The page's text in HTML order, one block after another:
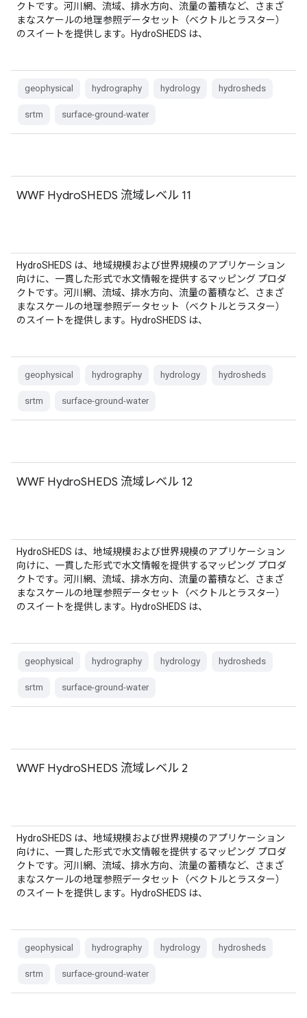
クトです。河川網、流域、排水方向、流量の蓄積など、さまざ
まなスケールの地理参照データセット（ベクトルとラスター）
のスイートを提供します。HydroSHEDS は、
geophysical hydrography hydrology hydrosheds
srtm surface-ground-water
WWF HydroSHEDS 流域レベル 11
HydroSHEDS は、地域規模および世界規模のアプリケーション
向けに、一貫した形式で水文情報を提供するマッピング プロダ
クトです。河川網、流域、排水方向、流量の蓄積など、さまざ
まなスケールの地理参照データセット（ベクトルとラスター）
のスイートを提供します。HydroSHEDS は、
geophysical hydrography hydrology hydrosheds
srtm surface-ground-water
WWF HydroSHEDS 流域レベル 12
HydroSHEDS は、地域規模および世界規模のアプリケーション
向けに、一貫した形式で水文情報を提供するマッピング プロダ
クトです。河川網、流域、排水方向、流量の蓄積など、さまざ
まなスケールの地理参照データセット（ベクトルとラスター）
のスイートを提供します。HydroSHEDS は、
geophysical hydrography hydrology hydrosheds
srtm surface-ground-water
WWF HydroSHEDS 流域レベル 2
HydroSHEDS は、地域規模および世界規模のアプリケーション
向けに、一貫した形式で水文情報を提供するマッピング プロダ
クトです。河川網、流域、排水方向、流量の蓄積など、さまざ
まなスケールの地理参照データセット（ベクトルとラスター）
のスイートを提供します。HydroSHEDS は、
geophysical hydrography hydrology hydrosheds
srtm surface-ground-water